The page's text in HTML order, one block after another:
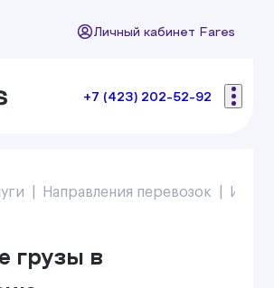
Личный кабинет Fares
+7 (423) 202-52-92
Направления перевозок
грузы в